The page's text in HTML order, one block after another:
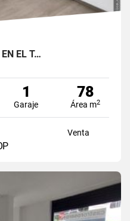
EL T…
1
Garaje
78
Área m2
Venta